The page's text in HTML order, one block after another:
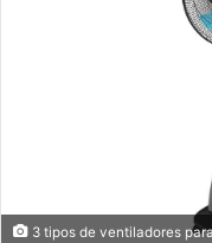
3 tipos de ventiladores